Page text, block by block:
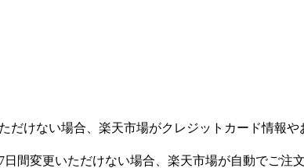
だけない場合、楽天市場がクレジットカード情報
間変更いただけない場合、楽天市場が自動でご注